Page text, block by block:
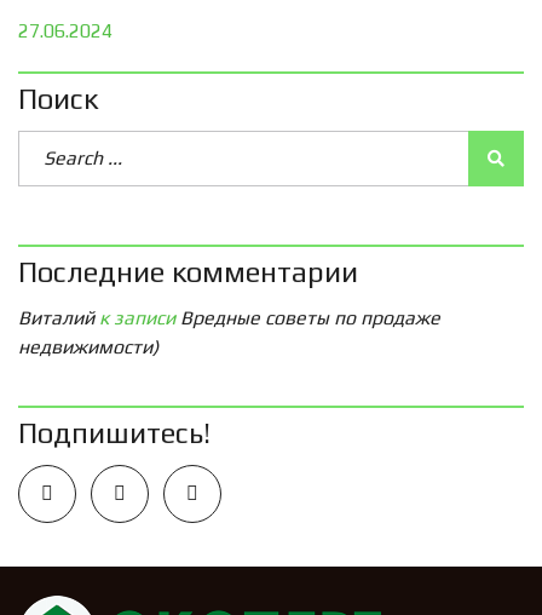
27.06.2024
Поиск
Последние комментарии
Виталийк записи Вредные советы по продаже
недвижимости)
Подпишитесь!